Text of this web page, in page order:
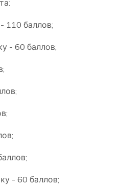
110 баллов;
- 60 баллов;
- 60 баллов;